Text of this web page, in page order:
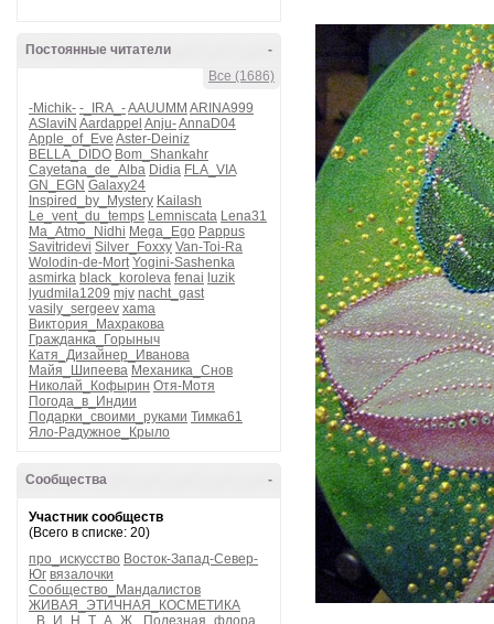
-
Постоянные читатели
Все (1686)
-Michik- -_IRA_-AAUUMM ARINA999
ASlaviN Aardappel Anju-AnnaD04
Apple_of_Eve Aster-Deiniz
BELLA_DIDO Bom_Shankahr
Cayetana_de_Alba Didia FLA_VIA
GN_EGN Galaxy24
Inspired_by_Mystery Kailash
Le_vent_du_temps Lemniscata Lena31
Ma_Atmo_Nidhi Mega_Ego Pappus
Savitridevi Silver_Foxxy Van-Toi-Ra
Wolodin-de-Mort Yogini-Sashenka
asmirka black_koroleva fenai luzik
lyudmila1209 mjv nacht_gast
vasily_sergeev xama
Виктория_Махракова
Гражданка_Горыныч
Катя_Дизайнер_Иванова
Майя_Шипеева Механика_Снов
Николай_Кофырин Отя-Мотя
Погода_в_Индии
Подарки_своими_руками Тимка61
Яло-Радужное_Крыло
-
Сообщества
Участник сообществ
(Всего в списке: 20)
про_искусство Восток-Запад-Север-
Юг вязалочки
Сообщество_Мандалистов
ЖИВАЯ_ЭТИЧНАЯ_КОСМЕТИКА
_В_И_Н_Т_А_Ж_
Полезная_флора